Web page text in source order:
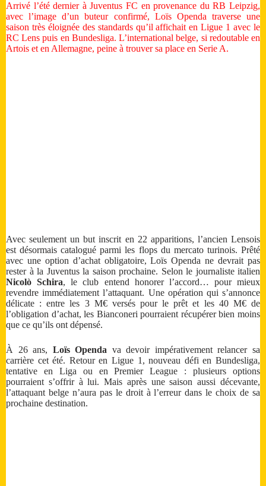
Arrivé l’été dernier à Juventus FC en provenance du RB Leipzig,
avec l’image d’un buteur confirmé, Loïs Openda traverse une
saison très éloignée des standards qu’il affichait en Ligue 1 avec le
RC Lens puis en Bundesliga. L’international belge, si redoutable en
Artois et en Allemagne, peine à trouver sa place en Serie A.
Avec seulement un but inscrit en 22 apparitions, l’ancien Lensois
est désormais catalogué parmi les flops du mercato turinois. Prêté
avec une option d’achat obligatoire, Loïs Openda ne devrait pas
rester à la Juventus la saison prochaine. Selon le journaliste italien
Nicolò Schira, le club entend honorer l’accord… pour mieux
revendre immédiatement l’attaquant. Une opération qui s’annonce
délicate : entre les 3 M€ versés pour le prêt et les 40 M€ de
l’obligation d’achat, les Bianconeri pourraient récupérer bien moins
que ce qu’ils ont dépensé.
À 26 ans, Loïs Openda va devoir impérativement relancer sa
carrière cet été. Retour en Ligue 1, nouveau défi en Bundesliga,
tentative en Liga ou en Premier League : plusieurs options
pourraient s’offrir à lui. Mais après une saison aussi décevante,
l’attaquant belge n’aura pas le droit à l’erreur dans le choix de sa
prochaine destination.